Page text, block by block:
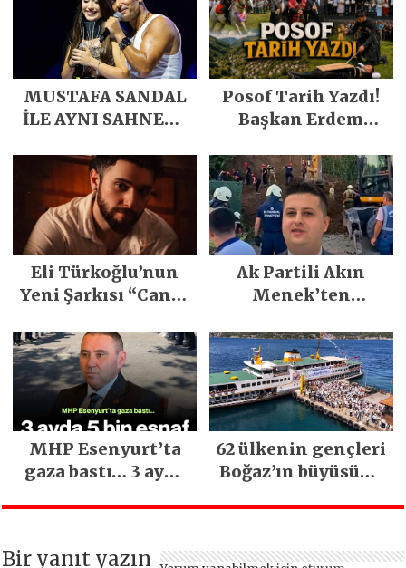
MUSTAFA SANDAL
İLE AYNI SAHNEDE
Posof Tarih Yazdı!
Başkan Erdem
Emeğiyle Son
Yılların En Büyük
Festivali
Gerçekleşti
Eli Türkoğlu’nun
Yeni Şarkısı “Canın
İlgi Gördü!..
Ak Partili Akın
Menek’ten
heyelan sonrası
kritik uyarı
MHP Esenyurt’ta
gaza bastı… 3 ayda
edildi
62 ülkenin gençleri
Boğaz’ın büyüsüne
Bir yanıt yazın